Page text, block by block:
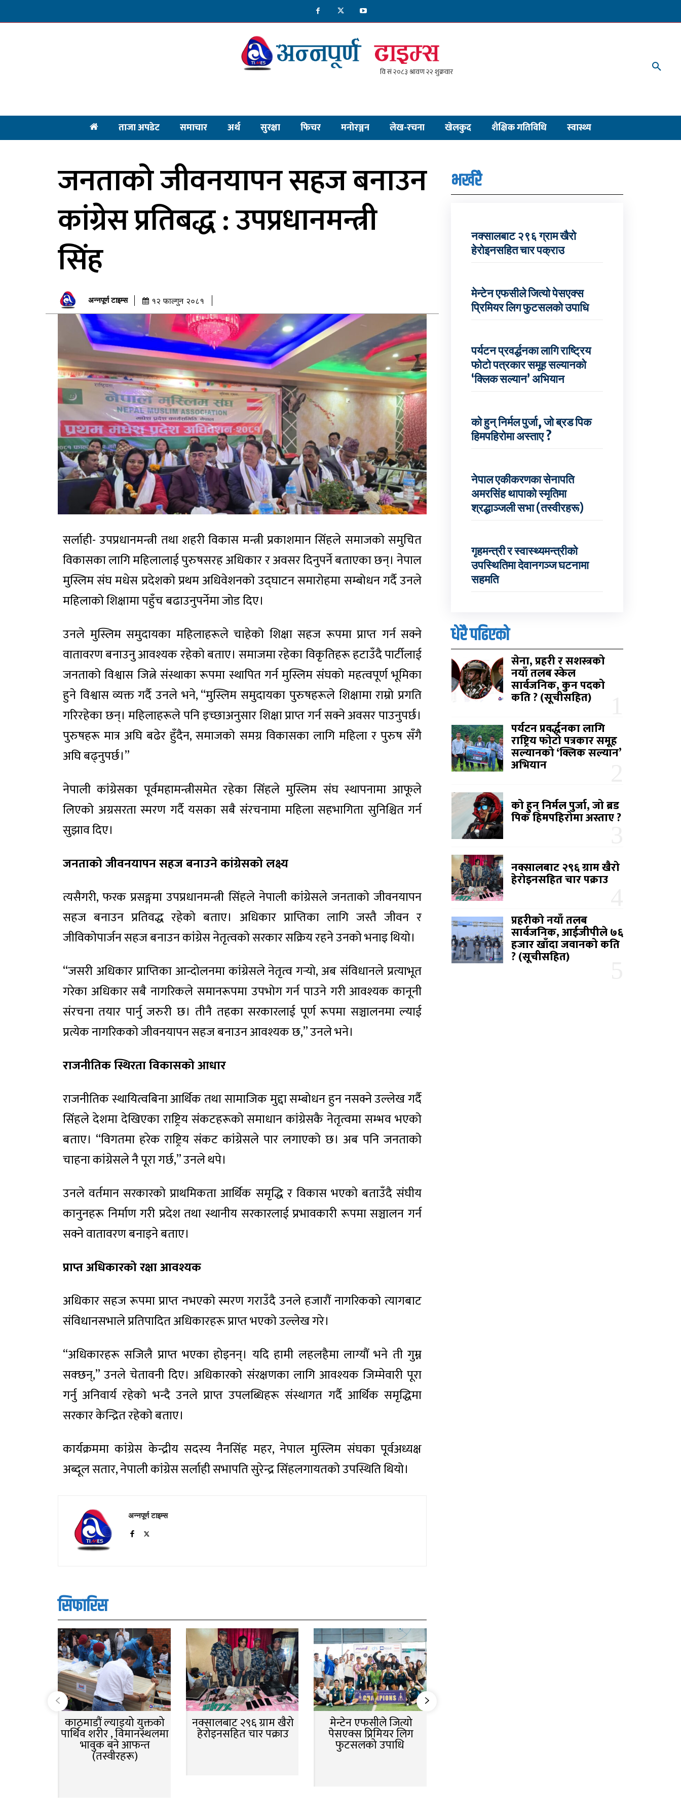
ताजा अपडेट समाचार अर्थ सुरक्षा फिचर मनाेरञ्जन लेख-रचना खेलकुद शैक्षिक गतिविधि स्वास्थ्य
जनताको जीवनयापन सहज बनाउन
कांग्रेस प्रतिबद्ध : उपप्रधानमन्त्री
सिंह
अन्नपूर्ण टाइम्स १२ फाल्गुन २०८१
सर्लाही- उपप्रधानमन्त्री तथा शहरी विकास मन्त्री प्रकाशमान सिंहले समाजको समुचित
विकासका लागि महिलालाई पुरुषसरह अधिकार र अवसर दिनुपर्ने बताएका छन्। नेपाल
मुस्लिम संघ मधेस प्रदेशको प्रथम अधिवेशनको उद्घाटन समारोहमा सम्बोधन गर्दै उनले
महिलाको शिक्षामा पहुँच बढाउनुपर्नेमा जोड दिए।
उनले मुस्लिम समुदायका महिलाहरूले चाहेको शिक्षा सहज रूपमा प्राप्त गर्न सक्ने
वातावरण बनाउनु आवश्यक रहेको बताए। समाजमा रहेका विकृतिहरू हटाउँदै पार्टीलाई
जनताको विश्वास जित्ने संस्थाका रूपमा स्थापित गर्न मुस्लिम संघको महत्वपूर्ण भूमिका
हुने विश्वास व्यक्त गर्दै उनले भने, “मुस्लिम समुदायका पुरुषहरूले शिक्षामा राम्रो प्रगति
गरिरहेका छन्। महिलाहरूले पनि इच्छाअनुसार शिक्षा प्राप्त गर्न सक्ने अवसर पाउनुपर्छ।
पुरुषहरू मात्र अघि बढेर हुँदैन, समाजको समग्र विकासका लागि महिला र पुरुष सँगै
अघि बढ्नुपर्छ।”
नेपाली कांग्रेसका पूर्वमहामन्त्रीसमेत रहेका सिंहले मुस्लिम संघ स्थापनामा आफूले
लिएको अग्रसरता स्मरण गर्दै यसका सबै संरचनामा महिला सहभागिता सुनिश्चित गर्न
सुझाव दिए।
जनताको जीवनयापन सहज बनाउने कांग्रेसको लक्ष्य
त्यसैगरी, फरक प्रसङ्गमा उपप्रधानमन्त्री सिंहले नेपाली कांग्रेसले जनताको जीवनयापन
सहज बनाउन प्रतिवद्ध रहेको बताए। अधिकार प्राप्तिका लागि जस्तै जीवन र
जीविकोपार्जन सहज बनाउन कांग्रेस नेतृत्वको सरकार सक्रिय रहने उनको भनाइ थियो।
“जसरी अधिकार प्राप्तिका आन्दोलनमा कांग्रेसले नेतृत्व गर्‍यो, अब संविधानले प्रत्याभूत
गरेका अधिकार सबै नागरिकले समानरूपमा उपभोग गर्न पाउने गरी आवश्यक कानूनी
संरचना तयार पार्नु जरुरी छ। तीनै तहका सरकारलाई पूर्ण रूपमा सञ्चालनमा ल्याई
प्रत्येक नागरिकको जीवनयापन सहज बनाउन आवश्यक छ,” उनले भने।
राजनीतिक स्थिरता विकासको आधार
राजनीतिक स्थायित्वबिना आर्थिक तथा सामाजिक मुद्दा सम्बोधन हुन नसक्ने उल्लेख गर्दै
सिंहले देशमा देखिएका राष्ट्रिय संकटहरूको समाधान कांग्रेसकै नेतृत्वमा सम्भव भएको
बताए। “विगतमा हरेक राष्ट्रिय संकट कांग्रेसले पार लगाएको छ। अब पनि जनताको
चाहना कांग्रेसले नै पूरा गर्छ,” उनले थपे।
उनले वर्तमान सरकारको प्राथमिकता आर्थिक समृद्धि र विकास भएको बताउँदै संघीय
कानुनहरू निर्माण गरी प्रदेश तथा स्थानीय सरकारलाई प्रभावकारी रूपमा सञ्चालन गर्न
सक्ने वातावरण बनाइने बताए।
प्राप्त अधिकारको रक्षा आवश्यक
अधिकार सहज रूपमा प्राप्त नभएको स्मरण गराउँदै उनले हजारौं नागरिकको त्यागबाट
संविधानसभाले प्रतिपादित अधिकारहरू प्राप्त भएको उल्लेख गरे।
“अधिकारहरू सजिलै प्राप्त भएका होइनन्। यदि हामी लहलहैमा लाग्यौं भने ती गुम्न
सक्छन्,” उनले चेतावनी दिए। अधिकारको संरक्षणका लागि आवश्यक जिम्मेवारी पूरा
गर्नु अनिवार्य रहेको भन्दै उनले प्राप्त उपलब्धिहरू संस्थागत गर्दै आर्थिक समृद्धिमा
सरकार केन्द्रित रहेको बताए।
कार्यक्रममा कांग्रेस केन्द्रीय सदस्य नैनसिंह महर, नेपाल मुस्लिम संघका पूर्वअध्यक्ष
अब्दूल सतार, नेपाली कांग्रेस सर्लाही सभापति सुरेन्द्र सिंहलगायतको उपस्थिति थियो।
अन्नपूर्ण टाइम्स
सिफारिस
काठमाडौं ल्याइयो युक्तको
पार्थिव शरीर , विमानस्थलमा
भावुक बने आफन्त
(तस्वीरहरू)
नक्सालबाट २९६ ग्राम खैरो
हेरोइनसहित चार पक्राउ
मेन्टेन एफसीले जित्यो
पेसएक्स प्रिमियर लिग
फुटसलको उपाधि
भर्खरै
नक्सालबाट २९६ ग्राम खैरो
हेरोइनसहित चार पक्राउ
मेन्टेन एफसीले जित्यो पेसएक्स
प्रिमियर लिग फुटसलको उपाधि
पर्यटन प्रवर्द्धनका लागि राष्ट्रिय
फोटो पत्रकार समूह सल्यानको
‘क्लिक सल्यान’ अभियान
को हुन् निर्मल पुर्जा, जो ब्रड पिक
हिमपहिरोमा अस्ताए ?
नेपाल एकीकरणका सेनापति
अमरसिंह थापाको स्मृतिमा
श्रद्धाञ्जली सभा (तस्वीरहरू)
गृहमन्त्री र स्वास्थ्यमन्त्रीको
उपस्थितिमा देवानगञ्ज घटनामा
सहमति
धेरै पढिएको
सेना, प्रहरी र सशस्त्रको
नयाँ तलब स्केल
सार्वजनिक, कुन पदको
कति ? (सूचीसहित)
पर्यटन प्रवर्द्धनका लागि
राष्ट्रिय फोटो पत्रकार समूह
सल्यानको ‘क्लिक सल्यान’
अभियान
को हुन् निर्मल पुर्जा, जो ब्रड
पिक हिमपहिरोमा अस्ताए ?
नक्सालबाट २९६ ग्राम खैरो
हेरोइनसहित चार पक्राउ
प्रहरीको नयाँ तलब
सार्वजनिक, आईजीपीले ७६
हजार खाँदा जवानको कति
? (सूचीसहित)